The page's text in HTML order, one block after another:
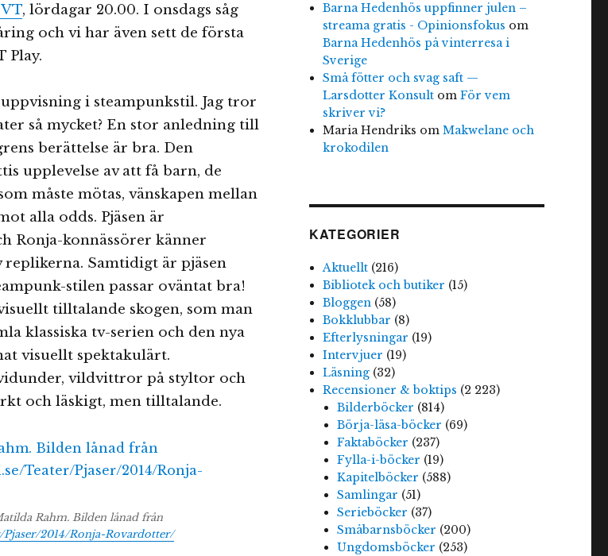
, lördagar 20.00. I onsdags såg
och vi har även sett de första
Play.
i steampunkstil. Jag tror
så mycket? En stor anledning till
berättelse är bra. Den
upplevelse av att få barn, de
måste mötas, vänskapen mellan
alla odds. Pjäsen är
Ronja-konnässörer känner
Samtidigt är pjäsen
stilen passar oväntat bra!
tilltalande skogen, som man
klassiska tv-serien och den nya
visuellt spektakulärt.
vildvittror på styltor och
och läskigt, men tilltalande.
Rahm. Bilden lånad från
2014/Ronja-Rovardotter/
Barna Hedenhös uppfinner julen –
streama gratis - Opinionsfokus om
Barna Hedenhös på vinterresa i
Sverige
Små fötter och svag saft —
Larsdotter Konsult omFör vem
skriver vi?
Maria Hendriks omMakwelane och
krokodilen
KATEGORIER
Aktuellt (216)
Bibliotek och butiker (15)
Bloggen (58)
Bokklubbar (8)
Efterlysningar (19)
Intervjuer (19)
Läsning (32)
Recensioner & boktips (2 223)
Bilderböcker (814)
Börja-läsa-böcker (69)
Faktaböcker (237)
Fylla-i-böcker (19)
Kapitelböcker (588)
Samlingar (51)
Serieböcker (37)
Småbarnsböcker (200)
Ungdomsböcker (253)